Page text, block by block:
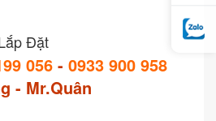
Đặt
056 - 0933 900 958
- Mr.Quân